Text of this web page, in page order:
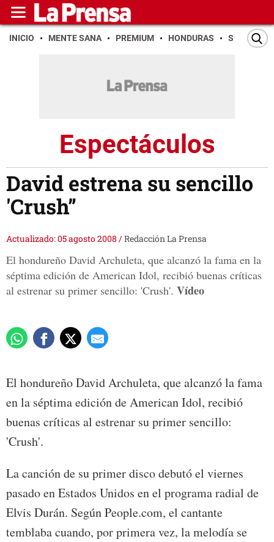
INICIO MENTE SANA PREMIUM HONDURAS SAN PEDRO
Espectáculos
David estrena su sencillo
'Crush”
Actualizado: 05 agosto 2008 /Redacción La Prensa
El hondureño David Archuleta, que alcanzó la fama en la
séptima edición de American Idol, recibió buenas críticas
al estrenar su primer sencillo: 'Crush'. Vídeo
El hondureño David Archuleta, que alcanzó la fama
en la séptima edición de American Idol, recibió
buenas críticas al estrenar su primer sencillo:
'Crush'.
La canción de su primer disco debutó el viernes
pasado en Estados Unidos en el programa radial de
Elvis Durán. Según People.com, el cantante
temblaba cuando, por primera vez, la melodía se